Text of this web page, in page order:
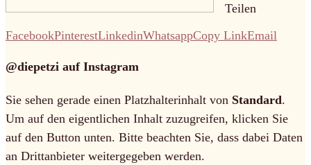
Teilen
FacebookPinterestLinkedinWhatsappCopy LinkEmail
@diepetzi auf Instagram
Sie sehen gerade einen Platzhalterinhalt von Standard.
Um auf den eigentlichen Inhalt zuzugreifen, klicken Sie
auf den Button unten. Bitte beachten Sie, dass dabei Daten
an Drittanbieter weitergegeben werden.